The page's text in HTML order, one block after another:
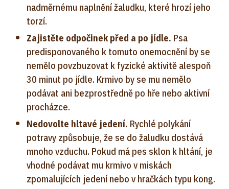
nadměrnému naplnění žaludku, které hrozí jeho
torzí.
Zajistěte odpočinek před a po jídle. Psa
predisponovaného k tomuto onemocnění by se
nemělo povzbuzovat k fyzické aktivitě alespoň
30 minut po jídle. Krmivo by se mu nemělo
podávat ani bezprostředně po hře nebo aktivní
procházce.
Nedovolte hltavé jedení. Rychlé polykání
potravy způsobuje, že se do žaludku dostává
mnoho vzduchu. Pokud má pes sklon k hltání, je
vhodné podávat mu krmivo v miskách
zpomalujících jedení nebo v hračkách typu kong.